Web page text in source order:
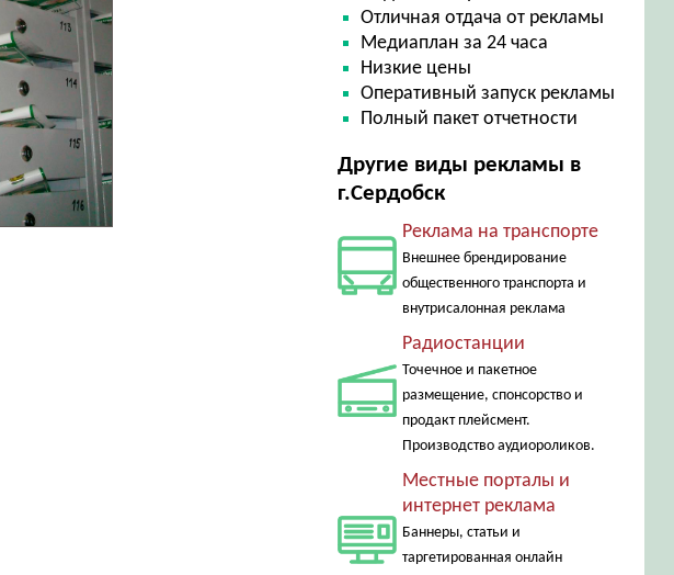
Отличная отдача от рекламы
Медиаплан за 24 часа
Низкие цены
Оперативный запуск рекламы
Полный пакет отчетности
Другие виды рекламы в
г.Сердобск
Реклама на транспорте
Внешнее брендирование
общественного транспорта и
внутрисалонная реклама
Радиостанции
Точечное и пакетное
размещение, спонсорство и
продакт плейсмент.
Производство аудиороликов.
Местные порталы и
интернет реклама
Баннеры, статьи и
таргетированная онлайн